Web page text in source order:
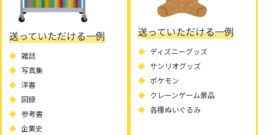
送っていただける一例
雑誌
写真集
洋書
図録
参考書
企業史
送っていただける一例
ディズニーグッズ
サンリオグッズ
ポケモン
クレーンゲーム景品
各種ぬいぐるみ